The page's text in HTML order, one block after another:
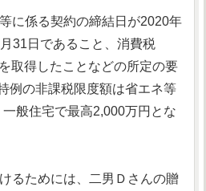
に係る契約の締結日が2020年
31日であること、消費税
取得したことなどの所定の要
例の非課税限度額は省エネ等
般住宅で最高2,000万円とな
るためには、二男Ｄさんの贈